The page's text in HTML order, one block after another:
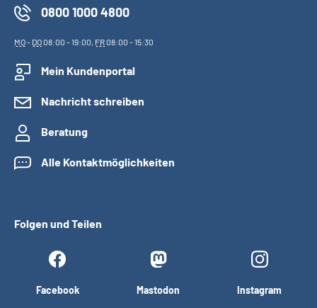
0800 1000 4800
MO- DO08:00 - 19:00, FR08:00 - 15:30
Mein Kundenportal
Nachricht schreiben
Beratung
Alle Kontaktmöglichkeiten
Folgen und Teilen
Facebook Mastodon Instagram